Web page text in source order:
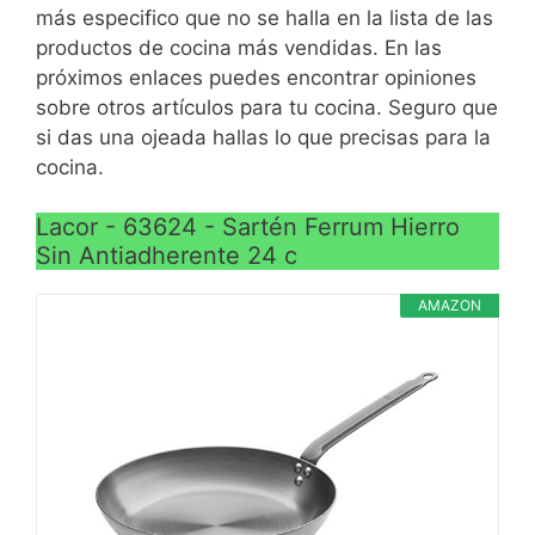
Puede usarse en todo
tipo de fuegos incluido
inducción y su sistema
full-induction sin
agujeros, permite una
perfecta distribución y
aprovechamiento máximo
de la energía a la hora de
cocinar
ahorro energético
inducción
Tamaño: 28 x 5,8 cm
Compatible con todo tipo
de cocina, incluyendo
inducción.
VER
CARACTERÍSTICAS
>
más especifico que no se halla en la lista de las
productos de cocina más vendidas. En las
próximos enlaces puedes encontrar opiniones
sobre otros artículos para tu cocina. Seguro que
si das una ojeada hallas lo que precisas para la
cocina.
Lacor - 63624 - Sartén Ferrum Hierro
Sin Antiadherente 24 c
AMAZON